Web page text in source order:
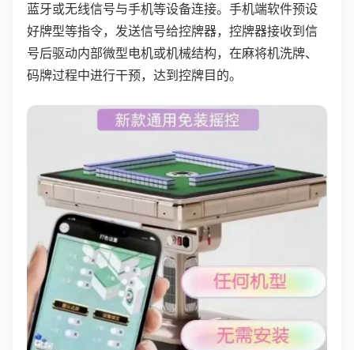
蓝牙或无线信号与手机等设备连接。手机端软件预设
好牌型等指令，发送信号给控牌器，控牌器接收到信
号后驱动内部微型电机或机械结构，在麻将机洗牌、
码牌过程中进行干预，达到控牌目的。